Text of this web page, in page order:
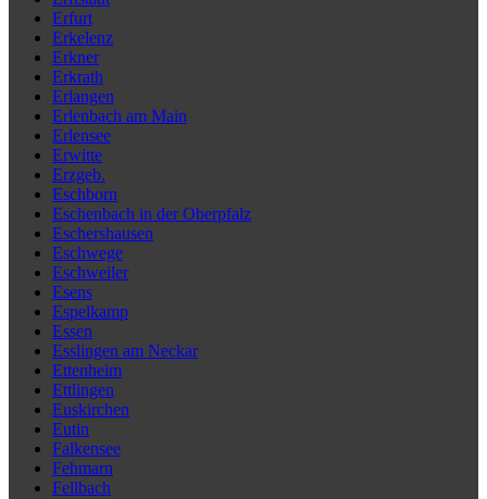
Erfurt
Erkelenz
Erkner
Erkrath
Erlangen
Erlenbach am Main
Erlensee
Erwitte
Erzgeb.
Eschborn
Eschenbach in der Oberpfalz
Eschershausen
Eschwege
Eschweiler
Esens
Espelkamp
Essen
Esslingen am Neckar
Ettenheim
Ettlingen
Euskirchen
Eutin
Falkensee
Fehmarn
Fellbach